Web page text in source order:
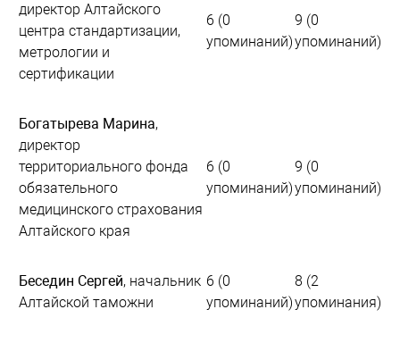
директор Алтайского
центра стандартизации,
метрологии и
сертификации
6 (0
упоминаний)
9 (0
упоминаний)
Богатырева Марина,
директор
территориального фонда
обязательного
медицинского страхования
Алтайского края
6 (0
упоминаний)
9 (0
упоминаний)
Беседин Сергей, начальник
Алтайской таможни
6 (0
упоминаний)
8 (2
упоминания)